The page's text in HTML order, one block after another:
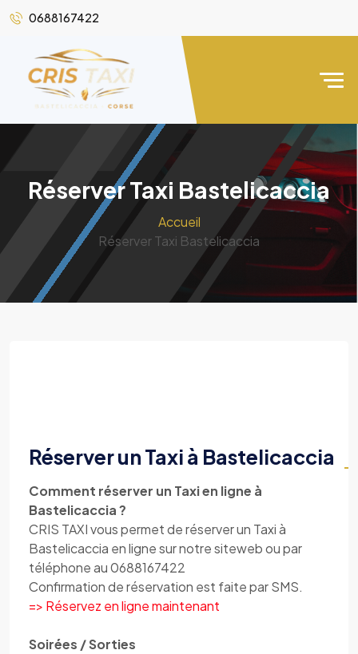
0688167422
Réserver Taxi Bastelicaccia
Accueil
Réserver Taxi Bastelicaccia
Réserver un Taxi à Bastelicaccia
Comment réserver un Taxi en ligne à
Bastelicaccia ?
CRIS TAXI vous permet de réserver un Taxi à
Bastelicaccia en ligne sur notre siteweb ou par
téléphone au 0688167422
Confirmation de réservation est faite par SMS.
=> Réservez en ligne maintenant
Soirées / Sorties